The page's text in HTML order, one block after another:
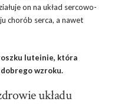
on na układ sercowo-
chorób serca, a nawet
luteinie, która
wzroku.
układu